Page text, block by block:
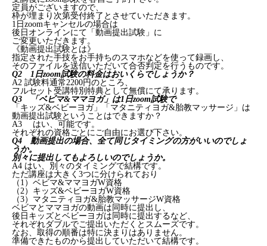
定員がございますので、
枠が埋まり次第受付終了とさせていただきます。
1日zoomキャンセルの場合は
後日オンラインにて「動画提出試験」に
ご変更いただきます。
《動画提出試験とは》
指定された手技をお手持ちのスマホなどを使って録画し、
そのファイルを送信いただいて合否判定を行うものです。
Q2 1日zoom試験の料金はおいくらでしょうか？
A2 試験料通常2200円のところ、
フルセット受講特別特典として無償にて承ります。
Q3 「ベビマ&ママヨガ」は1日zoom試験で
「キッズ&ベビーヨガ」「マタニティヨガ&胎教マッサージ」は
動画提出試験ということはできますか？
A3 はい、可能です。
それぞれの資格ごとにご自由にお選び下さい。
Q4 動画提出の場合、全て同じタイミングの方がいいのでしょ
うか。
別々に提出してもよろしいのでしょうか。
A4 はい、別々のタイミングで結構です。
ただ講座は大きく3つに分けられており
（1）ベビマ&ママヨガW資格
（2）キッズ&ベビーヨガW資格
（3）マタニティヨガ&胎教マッサージW資格
ベビマとママヨガの動画は同時に提出し、
後日キッズとベビーヨガは同時に提出するなど、
それぞれダブルでご提出いただくとスムーズです。
なお、取得の順番は特に決まりはありません。
準備できたものから提出していただいて結構です。